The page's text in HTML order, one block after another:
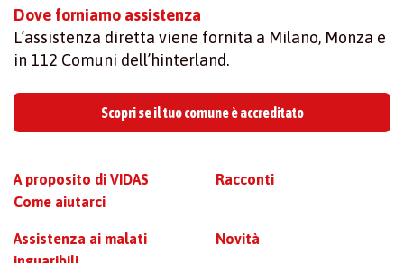
Dove forniamo assistenza
L’assistenza diretta viene fornita a Milano, Monza e
in 112 Comuni dell’hinterland.
Scopri se il tuo comune è accreditato
A proposito di VIDAS
Come aiutarci
Assistenza ai malati
Racconti
Novità